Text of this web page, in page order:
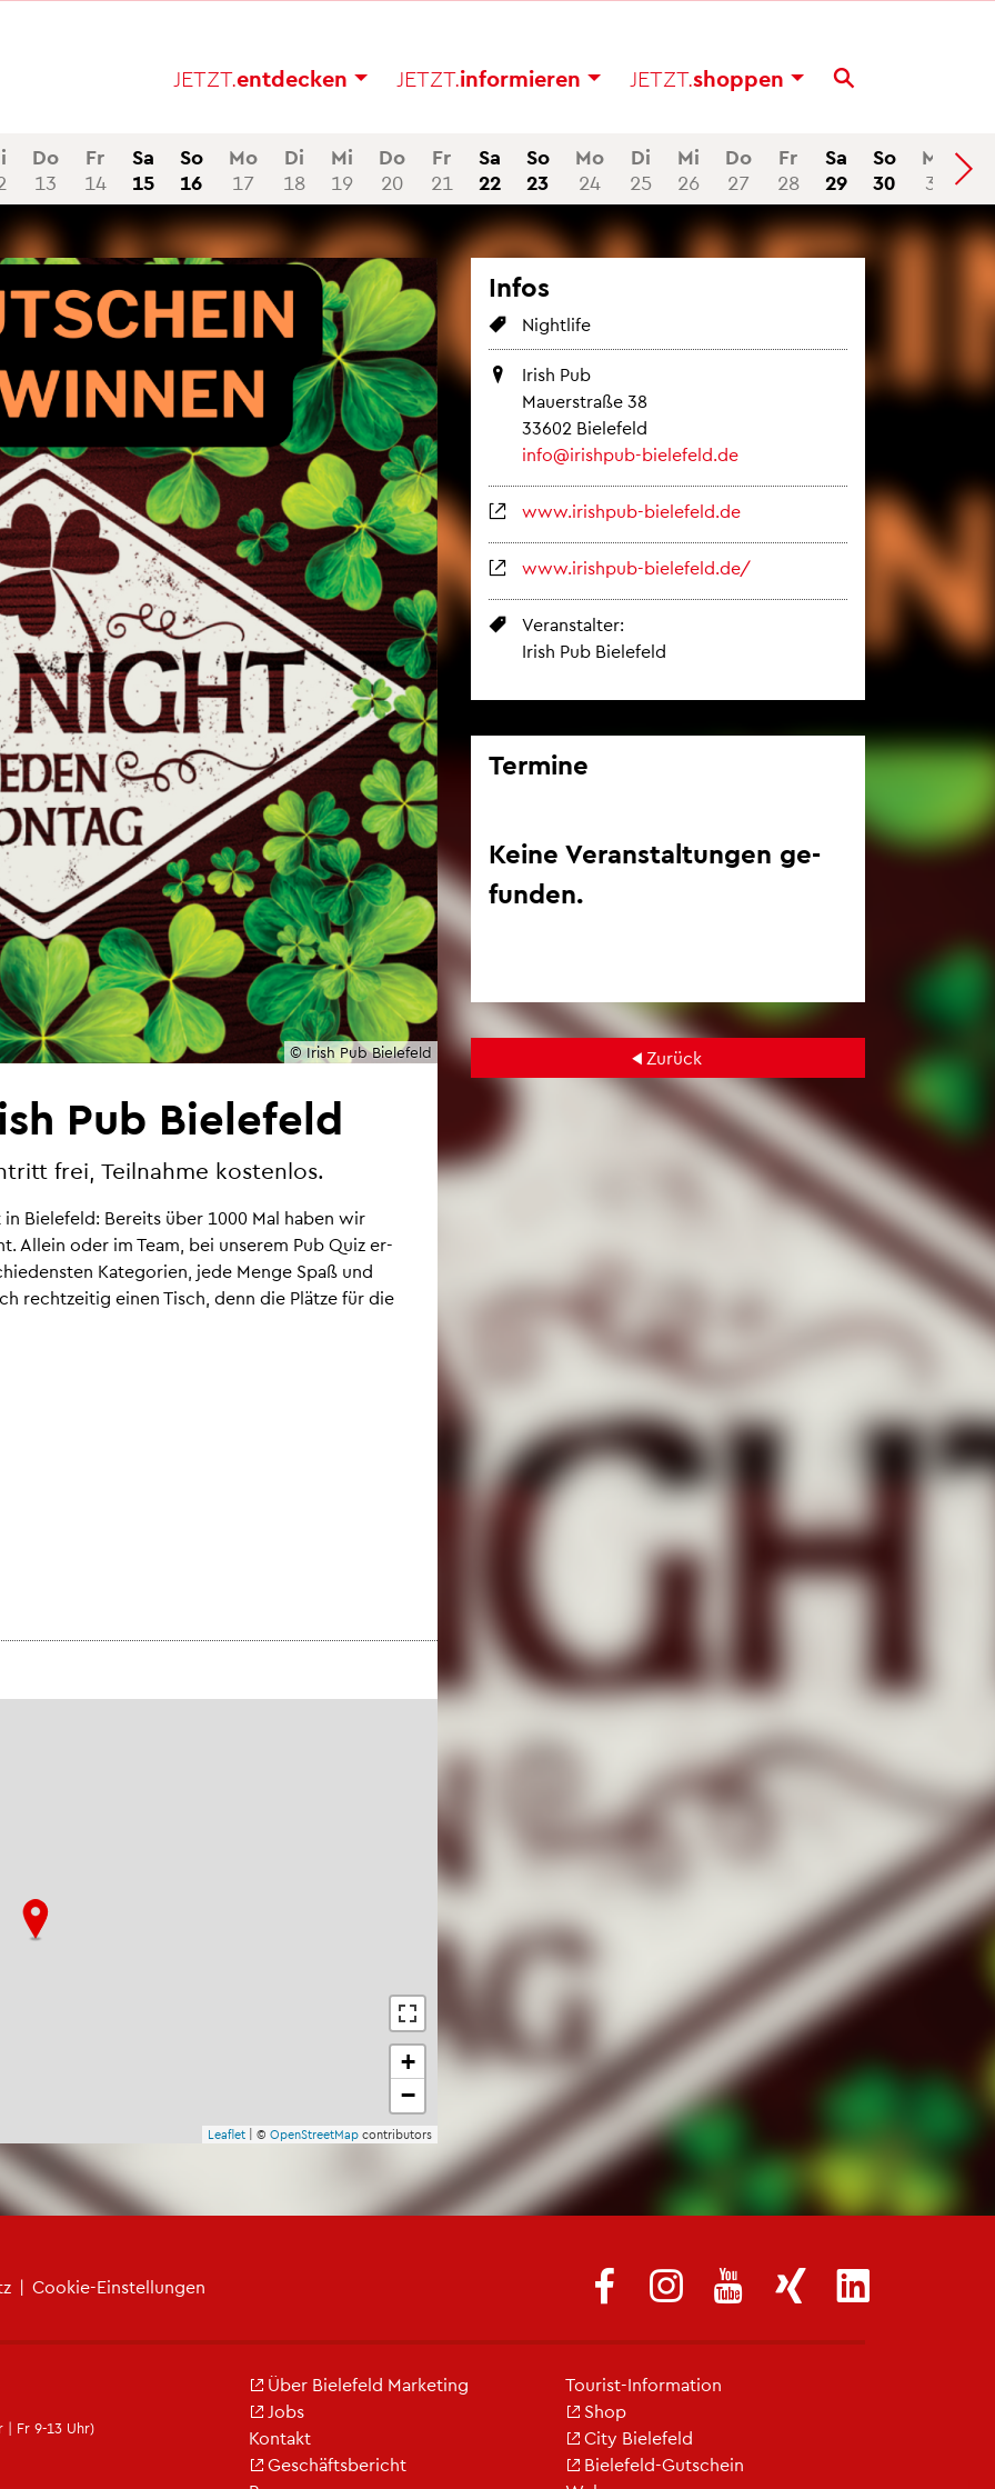
JETZT.ent­de­cken JETZT.in­for­mie­ren JETZT.shop­pen
Do
13
Fr
14
Sa
15
So
16
Mo
17
Di
18
Mi
19
Do
20
Fr
21
Sa
22
So
23
Mo
24
Di
25
Mi
26
Do
27
Fr
28
Sa
29
So
30
Mo
31
© Irish Pub Bie­le­feld
Pub Bie­le­feld
frei, Teil­nah­me kos­ten­los.
Bie­le­feld: Be­reits über 1000 Mal haben wir
Al­lein oder im Team, bei un­se­rem Pub Quiz er­
Ka­te­go­ri­en, jede Menge Spaß und
recht­zei­tig einen Tisch, denn die Plät­ze für die
+
−
Leaf­let| © Open­Street­Mapcon­tri­bu­tors
Infos
Night­li­fe
Irish Pub
Mau­er­stra­ße 38
33602 Bie­le­feld
info@​irishpub-​bielefeld.​de
www.​irishpub-​bielefeld.​de
www.​irishpub-​bielefeld.​de/
Ver­an­stal­ter:
Irish Pub Bie­le­feld
Ter­mi­ne
Keine Ver­an­stal­tun­gen ge­
fun­den.
Zu­rück
| Coo­kie-Ein­stel­lun­gen
| Fr 9-13 Uhr)
Über Bie­le­feld Mar­ke­ting
Jobs
Kon­takt
Ge­schäfts­be­richt
Tou­rist-In­for­ma­ti­on
Shop
City Bie­le­feld
Bie­le­feld-Gut­schein